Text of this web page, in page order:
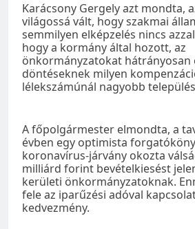
Karácsony Gergely azt mondta,
világossá vált, hogy szakmai
semmilyen elképzelés nincs
hogy a kormány által hozott, az
önkormányzatokat hátrányosan
döntéseknek milyen
lélekszámúnál nagyobb
A főpolgármester elmondta, a
évben egy optimista
koronavírus-járvány okozta
milliárd forint bevételkiesést
kerületi önkormányzatoknak.
fele az iparűzési adóval
kedvezmény.